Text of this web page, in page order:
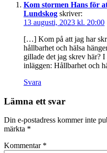
Kom stormen Hans för
Lundskog skriver:
13 augusti, 2023 kl. 20:00
[…] Kom på att jag har
hållbarhet och hälsa
gillade det jag skrev här?
inläggen: Hållbarhet och
Svara
Lämna ett svar
Din e-postadress kommer inte
märkta *
Kommentar *